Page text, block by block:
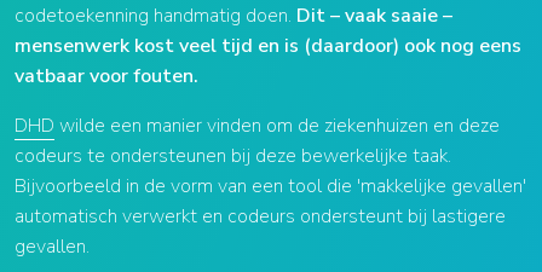
codetoekenning handmatig doen. Dit – vaak saaie –
mensenwerk kost veel tijd en is (daardoor) ook nog eens
vatbaar voor fouten.
DHD wilde een manier vinden om de ziekenhuizen en deze
codeurs te ondersteunen bij deze bewerkelijke taak.
Bijvoorbeeld in de vorm van een tool die 'makkelijke gevallen'
automatisch verwerkt en codeurs ondersteunt bij lastigere
gevallen.